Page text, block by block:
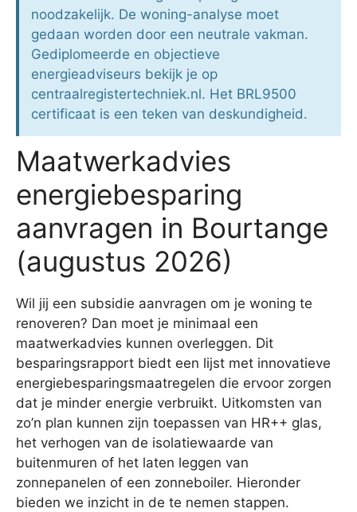
noodzakelijk. De woning-analyse moet
gedaan worden door een neutrale vakman.
Gediplomeerde en objectieve
energieadviseurs bekijk je op
centraalregistertechniek.nl. Het BRL9500
certificaat is een teken van deskundigheid.
Maatwerkadvies
energiebesparing
aanvragen in Bourtange
(augustus 2026)
Wil jij een subsidie aanvragen om je woning te
renoveren? Dan moet je minimaal een
maatwerkadvies kunnen overleggen. Dit
besparingsrapport biedt een lijst met innovatieve
energiebesparingsmaatregelen die ervoor zorgen
dat je minder energie verbruikt. Uitkomsten van
zo’n plan kunnen zijn toepassen van HR++ glas,
het verhogen van de isolatiewaarde van
buitenmuren of het laten leggen van
zonnepanelen of een zonneboiler. Hieronder
bieden we inzicht in de te nemen stappen.